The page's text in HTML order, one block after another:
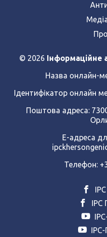
© 2026 Інформаційне
Назва онлайн-
Ідентифікатор онлайн
Поштова адреса:
Е-адреса
Телефон:
ІРС
ІРС-